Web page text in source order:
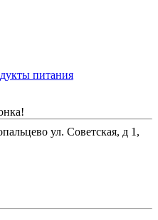
ул. Советская, д 1,